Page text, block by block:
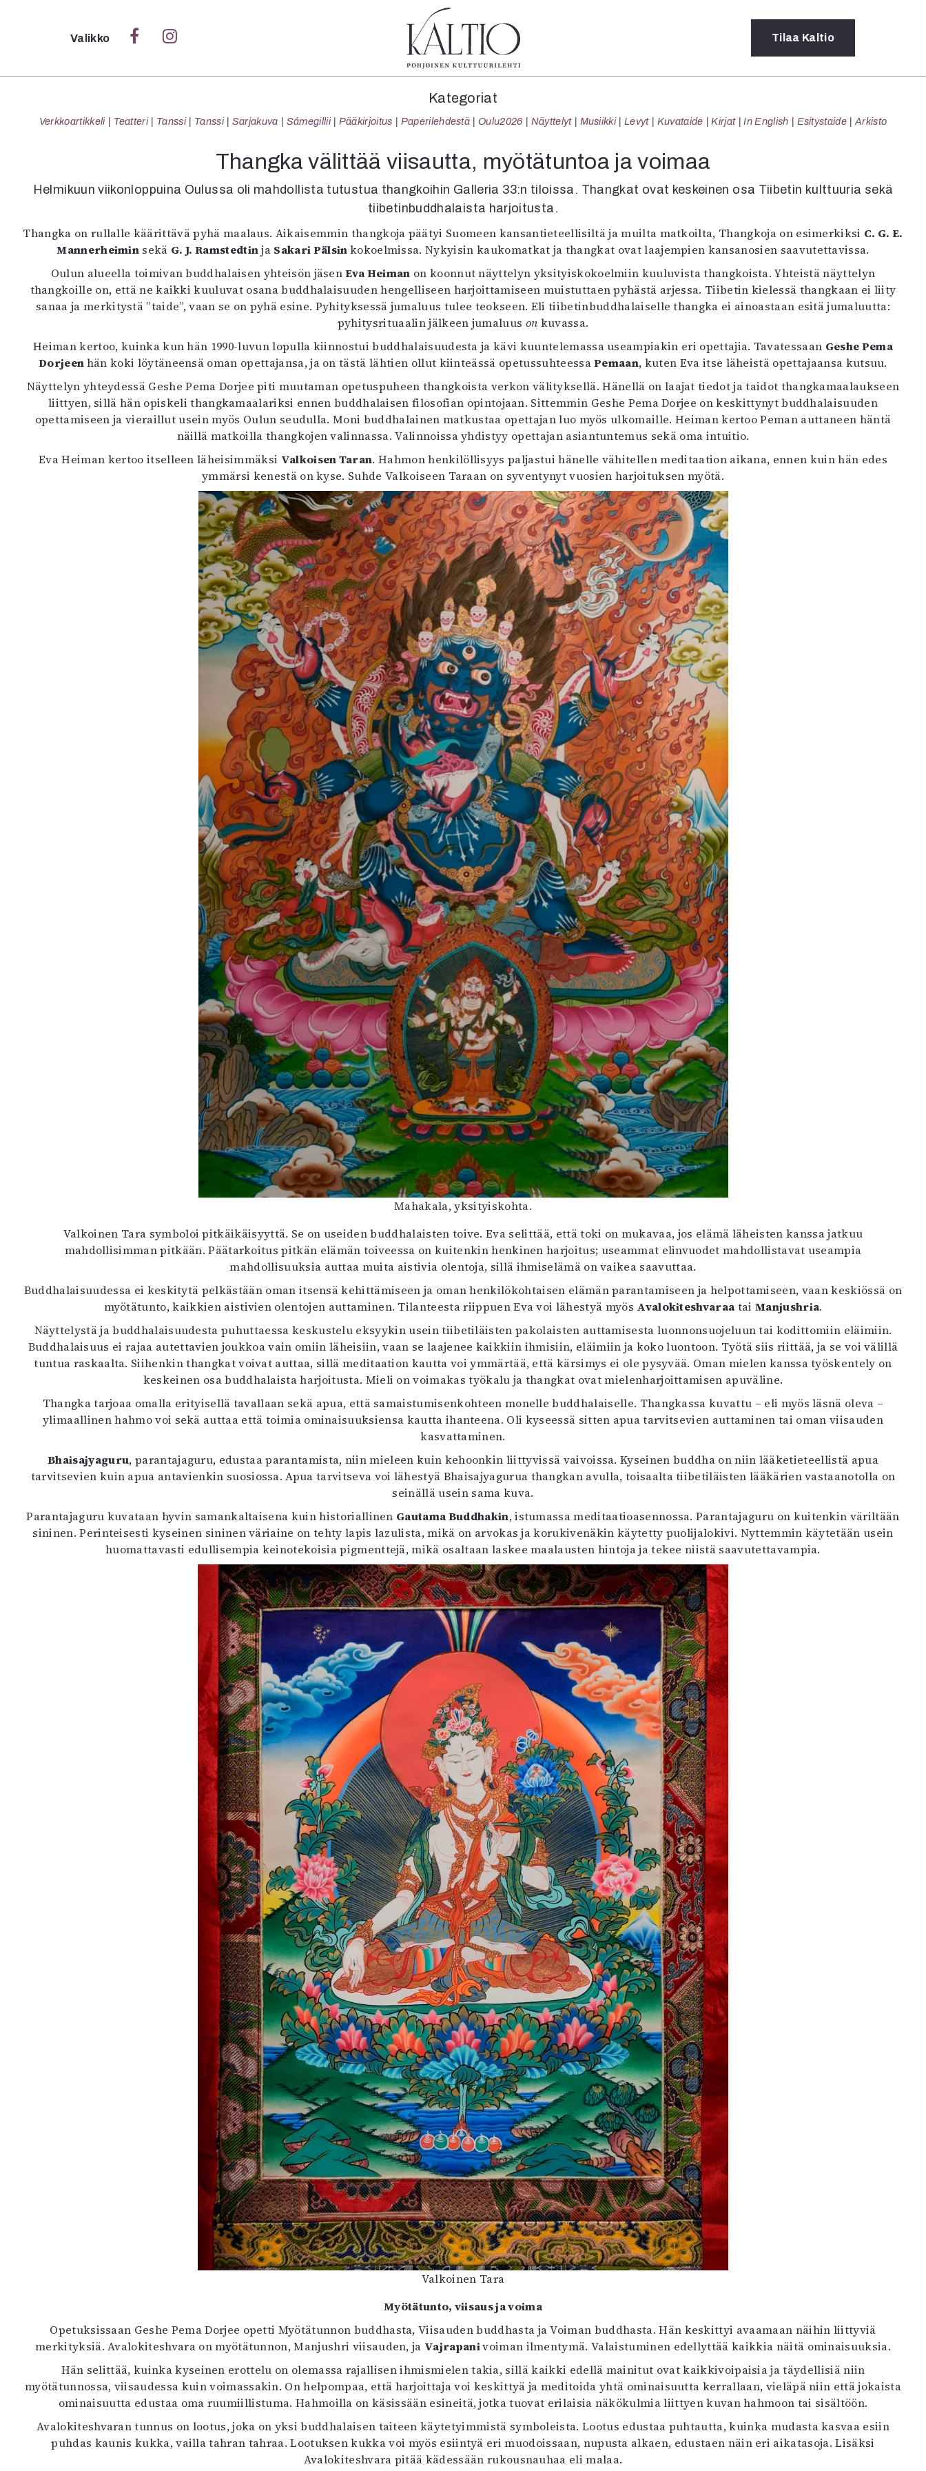
Sulje
Verkkoartikkeli
Tanssi
Tanssi
Sarjakuva
Paperilehdestä
Oulu2026
Näyttelyt
Musiikki
Levyt
Kuvataide
In English
Esitystaide
Arkisto
Lehdet
4/2026
1/2026
6/2025
5/2025 saame
5/2025
Tilaus ja
Yhteistyössä
Toimitus
Mediatiedot
Valikko Tilaa Kaltio
Kategoriat
Verkkoartikkeli Teatteri Tanssi Tanssi Sarjakuva Sámegillii Pääkirjoitus Paperilehdestä Oulu2026 Näyttelyt Musiikki Levyt Kuvataide Kirjat In English Esitystaide Arkisto
Thangka välittää viisautta, myötätuntoa ja voimaa
Helmikuun viikonloppuina Oulussa oli mahdollista tutustua thangkoihin Galleria 33:n tiloissa. Thangkat ovat keskeinen osa Tiibetin kulttuuria sekä
tiibetinbuddhalaista harjoitusta.
Thangka on rullalle käärittävä pyhä maalaus. Aikaisemmin thangkoja päätyi Suomeen kansantieteellisiltä ja muilta matkoilta, Thangkoja on esimerkiksi C. G. E.
Mannerheimin sekä G. J. Ramstedtinja Sakari Pälsinkokoelmissa. Nykyisin kaukomatkat ja thangkat ovat laajempien kansanosien saavutettavissa.
Oulun alueella toimivan buddhalaisen yhteisön jäsenEva Heiman on koonnut näyttelyn yksityiskokoelmiin kuuluvista thangkoista. Yhteistä näyttelyn
thangkoille on, että ne kaikki kuuluvat osana buddhalaisuuden hengelliseen harjoittamiseen muistuttaen pyhästä arjessa. Tiibetin kielessä thangkaan ei liity
sanaa ja merkitystä ”taide”, vaan se on pyhä esine. Pyhityksessä jumaluus tulee teokseen. Eli tiibetinbuddhalaiselle thangka ei ainoastaan esitä jumaluutta:
pyhitysrituaalin jälkeen jumaluus on kuvassa.
Heiman kertoo, kuinka kun hän 1990-luvun lopulla kiinnostui buddhalaisuudesta ja kävi kuuntelemassa useampiakin eri opettajia. Tavatessaan Geshe Pema
Dorjeenhän koki löytäneensä oman opettajansa, ja on tästä lähtien ollut kiinteässä opetussuhteessaPemaan, kuten Eva itse läheistä opettajaansa kutsuu.
Näyttelyn yhteydessä Geshe Pema Dorjee piti muutaman opetuspuheen thangkoista verkon välityksellä. Hänellä on laajat tiedot ja taidot thangkamaalaukseen
liittyen, sillä hän opiskeli thangkamaalariksi ennen buddhalaisen filosofian opintojaan. Sittemmin Geshe Pema Dorjee on keskittynyt buddhalaisuuden
opettamiseen ja vieraillut usein myös Oulun seudulla. Moni buddhalainen matkustaa opettajan luo myös ulkomaille. Heiman kertoo Peman auttaneen häntä
näillä matkoilla thangkojen valinnassa. Valinnoissa yhdistyy opettajan asiantuntemus sekä oma intuitio.
Eva Heiman kertoo itselleen läheisimmäksi Valkoisen Taran. Hahmon henkilöllisyys paljastui hänelle vähitellen meditaation aikana, ennen kuin hän edes
ymmärsi kenestä on kyse. Suhde Valkoiseen Taraan on syventynyt vuosien harjoituksen myötä.
Mahakala, yksityiskohta.
Valkoinen Tara symboloi pitkäikäisyyttä. Se on useiden buddhalaisten toive. Eva selittää, että toki on mukavaa, jos elämä läheisten kanssa jatkuu
mahdollisimman pitkään. Päätarkoitus pitkän elämän toiveessa on kuitenkin henkinen harjoitus; useammat elinvuodet mahdollistavat useampia
mahdollisuuksia auttaa muita aistivia olentoja, sillä ihmiselämä on vaikea saavuttaa.
Buddhalaisuudessa ei keskitytä pelkästään oman itsensä kehittämiseen ja oman henkilökohtaisen elämän parantamiseen ja helpottamiseen, vaan keskiössä on
myötätunto, kaikkien aistivien olentojen auttaminen. Tilanteesta riippuen Eva voi lähestyä myös Avalokiteshvaraa tai Manjushria.
Näyttelystä ja buddhalaisuudesta puhuttaessa keskustelu eksyykin usein tiibetiläisten pakolaisten auttamisesta luonnonsuojeluun tai kodittomiin eläimiin.
Buddhalaisuus ei rajaa autettavien joukkoa vain omiin läheisiin, vaan se laajenee kaikkiin ihmisiin, eläimiin ja koko luontoon. Työtä siis riittää, ja se voi välillä
tuntua raskaalta. Siihenkin thangkat voivat auttaa, sillä meditaation kautta voi ymmärtää, että kärsimys ei ole pysyvää. Oman mielen kanssa työskentely on
keskeinen osa buddhalaista harjoitusta. Mieli on voimakas työkalu ja thangkat ovat mielenharjoittamisen apuväline.
Thangka tarjoaa omalla erityisellä tavallaan sekä apua, että samaistumisenkohteen monelle buddhalaiselle. Thangkassa kuvattu – eli myös läsnä oleva –
ylimaallinen hahmo voi sekä auttaa että toimia ominaisuuksiensa kautta ihanteena. Oli kyseessä sitten apua tarvitsevien auttaminen tai oman viisauden
kasvattaminen.
Bhaisajyaguru, parantajaguru, edustaa parantamista, niin mieleen kuin kehoonkin liittyvissä vaivoissa. Kyseinen buddha on niin lääketieteellistä apua
tarvitsevien kuin apua antavienkin suosiossa. Apua tarvitseva voi lähestyä Bhaisajyagurua thangkan avulla, toisaalta tiibetiläisten lääkärien vastaanotolla on
seinällä usein sama kuva.
Parantajaguru kuvataan hyvin samankaltaisena kuin historiallinen Gautama Buddhakin, istumassa meditaatioasennossa. Parantajaguru on kuitenkin väriltään
sininen. Perinteisesti kyseinen sininen väriaine on tehty lapis lazulista, mikä on arvokas ja korukivenäkin käytetty puolijalokivi. Nyttemmin käytetään usein
huomattavasti edullisempia keinotekoisia pigmenttejä, mikä osaltaan laskee maalausten hintoja ja tekee niistä saavutettavampia.
Valkoinen Tara
Myötätunto, viisaus ja voima
Opetuksissaan Geshe Pema Dorjee opetti Myötätunnon buddhasta, Viisauden buddhasta ja Voiman buddhasta. Hän keskittyi avaamaan näihin liittyviä
merkityksiä. Avalokiteshvara on myötätunnon, Manjushri viisauden, ja Vajrapanivoiman ilmentymä. Valaistuminen edellyttää kaikkia näitä ominaisuuksia.
Hän selittää, kuinka kyseinen erottelu on olemassa rajallisen ihmismielen takia, sillä kaikki edellä mainitut ovat kaikkivoipaisia ja täydellisiä niin
myötätunnossa, viisaudessa kuin voimassakin. On helpompaa, että harjoittaja voi keskittyä ja meditoida yhtä ominaisuutta kerrallaan, vieläpä niin että jokaista
ominaisuutta edustaa oma ruumiillistuma. Hahmoilla on käsissään esineitä, jotka tuovat erilaisia näkökulmia liittyen kuvan hahmoon tai sisältöön.
Avalokiteshvaran tunnus on lootus, joka on yksi buddhalaisen taiteen käytetyimmistä symboleista. Lootus edustaa puhtautta, kuinka mudasta kasvaa esiin
puhdas kaunis kukka, vailla tahran tahraa. Lootuksen kukka voi myös esiintyä eri muodoissaan, nupusta alkaen, edustaen näin eri aikatasoja. Lisäksi
Avalokiteshvara pitää kädessään rukousnauhaa eli malaa.